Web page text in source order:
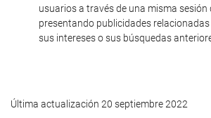
usuarios a través de una misma sesión
presentando publicidades
sus intereses o sus búsquedas
Última actualización 20 septiembre 2022